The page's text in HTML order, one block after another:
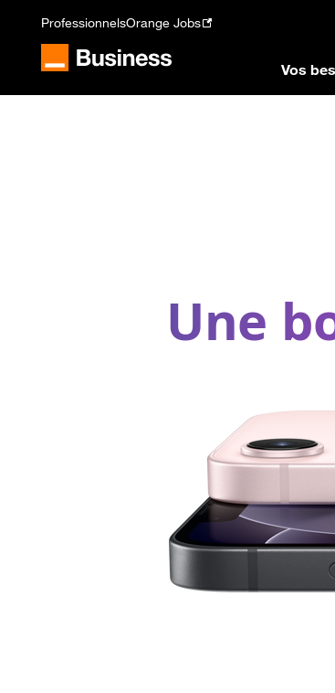
ProfessionnelsOrange Jobs
Vos
Une